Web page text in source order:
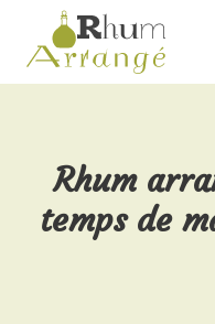
Rhum
temps de